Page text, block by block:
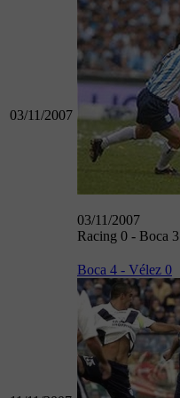
03/11/2007
03/11/2007
Racing 0 - Boca 3
Boca 4 - Vélez 0